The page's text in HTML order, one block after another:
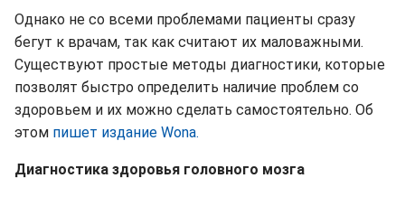
Однако не со всеми проблемами пациенты сразу
бегут к врачам, так как считают их маловажными.
Существуют простые методы диагностики, которые
позволят быстро определить наличие проблем со
здоровьем и их можно сделать самостоятельно. Об
этом пишет издание Wona.
Диагностика здоровья головного мозга